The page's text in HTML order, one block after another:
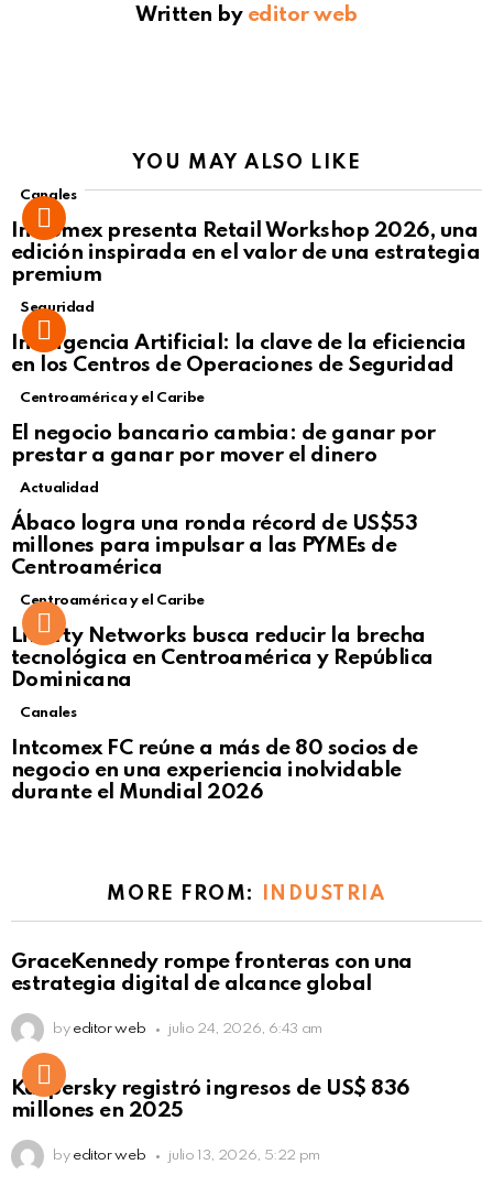
Written by editor web
YOU MAY ALSO LIKE
Canales
Intcomex presenta Retail Workshop 2026, una
edición inspirada en el valor de una estrategia
premium
Seguridad
Inteligencia Artificial: la clave de la eficiencia
en los Centros de Operaciones de Seguridad
Centroamérica y el Caribe
El negocio bancario cambia: de ganar por
prestar a ganar por mover el dinero
Not Safe For Work
Click to view this post
Actualidad
Ábaco logra una ronda récord de US$53
millones para impulsar a las PYMEs de
Centroamérica
Centroamérica y el Caribe
Liberty Networks busca reducir la brecha
tecnológica en Centroamérica y República
Dominicana
Canales
Intcomex FC reúne a más de 80 socios de
negocio en una experiencia inolvidable
durante el Mundial 2026
MORE FROM: INDUSTRIA
GraceKennedy rompe fronteras con una
estrategia digital de alcance global
by editor web julio 24, 2026, 6:43 am
Kaspersky registró ingresos de US$ 836
millones en 2025
by editor web julio 13, 2026, 5:22 pm